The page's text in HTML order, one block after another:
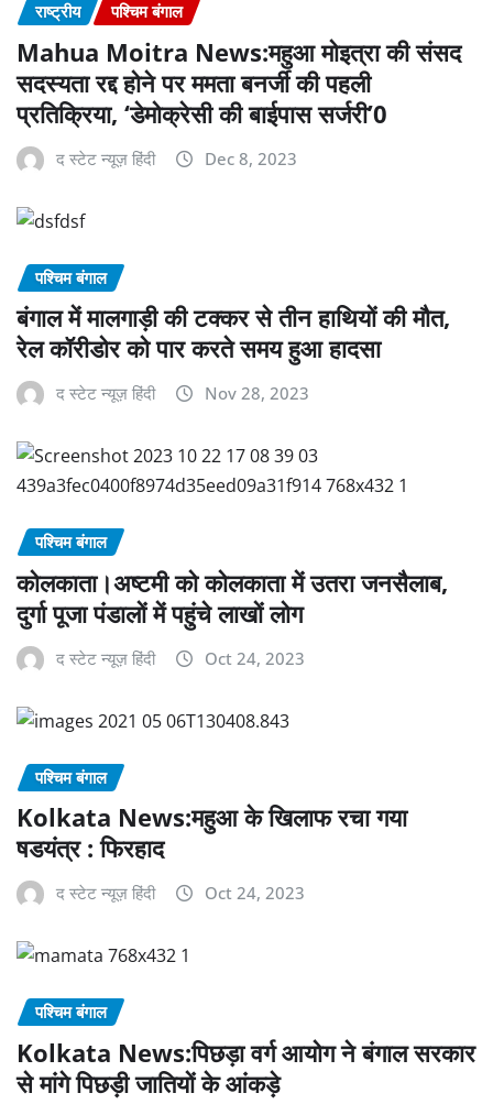
राष्ट्रीय पश्चिम बंगाल
Mahua Moitra News:महुआ मोइत्रा की संसद
सदस्यता रद्द होने पर ममता बनर्जी की पहली
प्रतिक्रिया, ‘डेमोक्रेसी की बाईपास सर्जरी’0
द स्टेट न्यूज़ हिंदी Dec 8, 2023
पश्चिम बंगाल
बंगाल में मालगाड़ी की टक्कर से तीन हाथियों की मौत,
रेल कॉरीडोर को पार करते समय हुआ हादसा
द स्टेट न्यूज़ हिंदी Nov 28, 2023
पश्चिम बंगाल
कोलकाता।अष्टमी को कोलकाता में उतरा जनसैलाब,
दुर्गा पूजा पंडालों में पहुंचे लाखों लोग
द स्टेट न्यूज़ हिंदी Oct 24, 2023
पश्चिम बंगाल
Kolkata News:महुआ के खिलाफ रचा गया
षडयंत्र : फिरहाद
द स्टेट न्यूज़ हिंदी Oct 24, 2023
पश्चिम बंगाल
Kolkata News:पिछड़ा वर्ग आयोग ने बंगाल सरकार
से मांगे पिछड़ी जातियों के आंकड़े